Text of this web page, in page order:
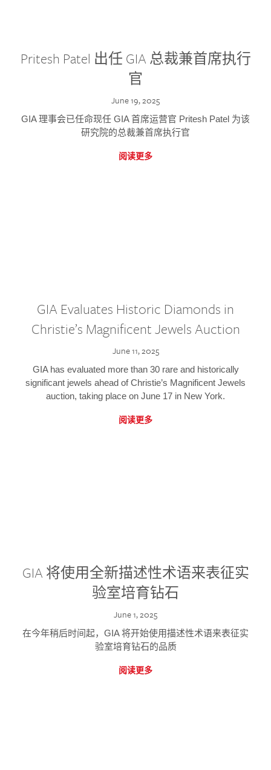
Pritesh Patel 出任 GIA 总裁兼首席执行
官
June 19, 2025
GIA 理事会已任命现任 GIA 首席运营官 Pritesh Patel 为该
研究院的总裁兼首席执行官
阅读更多
GIA Evaluates Historic Diamonds in
Christie’s Magnificent Jewels Auction
June 11, 2025
GIA has evaluated more than 30 rare and historically
significant jewels ahead of Christie’s Magnificent Jewels
auction, taking place on June 17 in New York.
阅读更多
GIA 将使用全新描述性术语来表征实
验室培育钻石
June 1, 2025
在今年稍后时间起，GIA 将开始使用描述性术语来表征实
验室培育钻石的品质
阅读更多